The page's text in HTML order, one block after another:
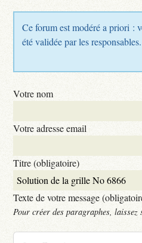
Ce forum est modéré a priori :
été validée par les responsables.
Votre nom
Votre adresse email
Titre (obligatoire)
Texte de votre message
Pour créer des paragraphes, laissez